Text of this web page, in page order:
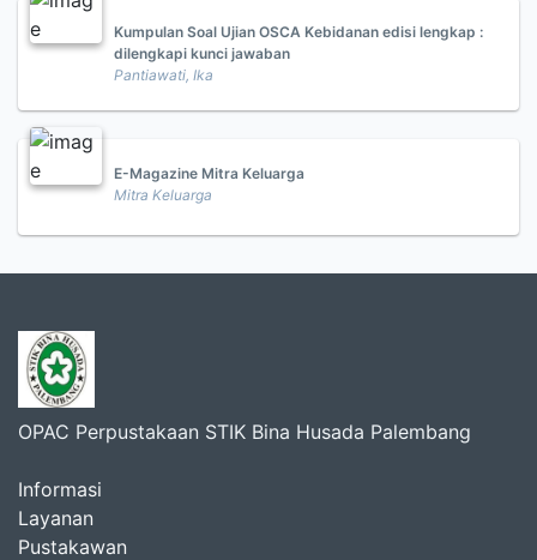
Kumpulan Soal Ujian OSCA Kebidanan edisi lengkap :
dilengkapi kunci jawaban
Pantiawati, Ika
E-Magazine Mitra Keluarga
Mitra Keluarga
OPAC Perpustakaan STIK Bina Husada Palembang
Informasi
Layanan
Pustakawan